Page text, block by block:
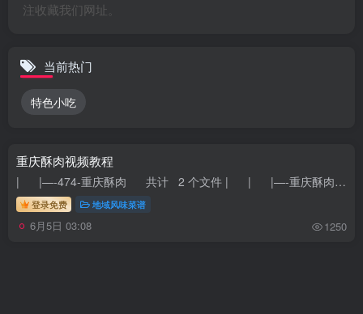
注收藏我们网址。
当前热门
特色小吃
重庆酥肉视频教程
| |—-474-重庆酥肉 共计 2 个文件 | | |—-重庆酥肉.mp4 大小 27.37M | | |—-重庆酥肉 杨礼仪.pdf 大小 1.75M
登录免费 地域风味菜谱
6月5日 03:08 1250